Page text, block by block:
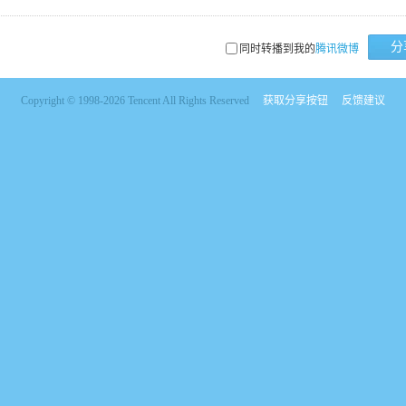
同时转播到我的腾讯微博 分
Copyright © 1998-2026 Tencent All Rights Reserved 获取分享按钮 反馈建议